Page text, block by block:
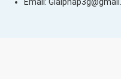
Email: